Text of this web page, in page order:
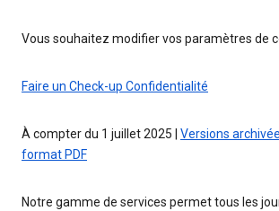
Vous souhaitez modifier vos paramètres de
Faire un Check-up Confidentialité
À compter du 1 juillet 2025 | Versions
format PDF
Notre gamme de services permet tous les